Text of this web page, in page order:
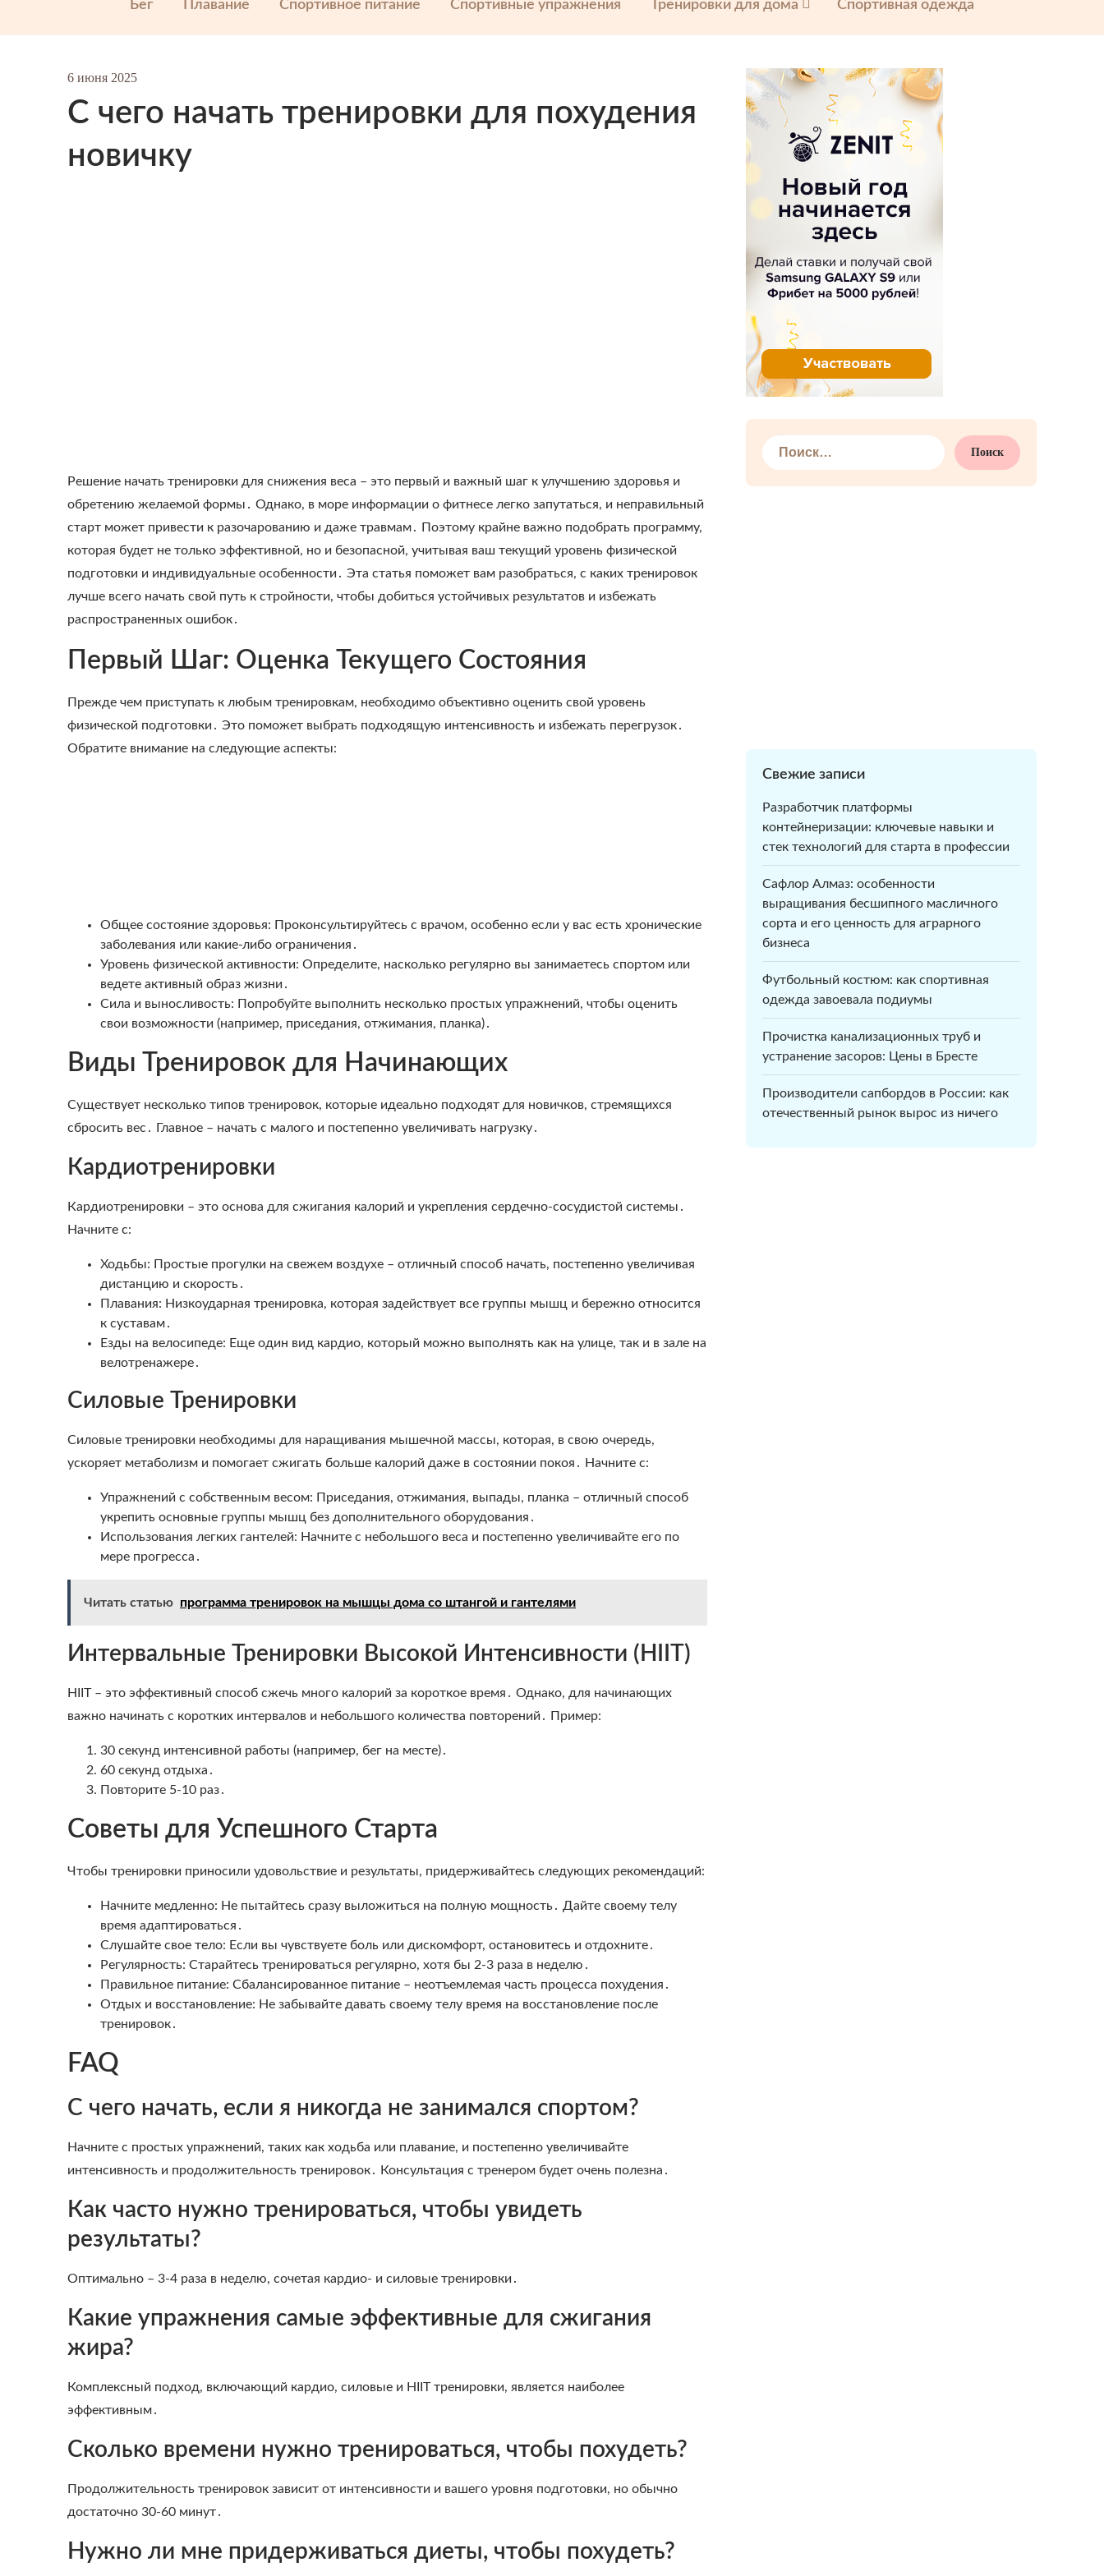
Бег Плавание Спортивное питание Спортивные упражнения Тренировки для дома Спортивная одежда
6 июня 2025
С чего начать тренировки для похудения
новичку
Решение начать тренировки для снижения веса – это первый и важный шаг к улучшению здоровья и
обретению желаемой формы․ Однако, в море информации о фитнесе легко запутаться, и неправильный
старт может привести к разочарованию и даже травмам․ Поэтому крайне важно подобрать программу,
которая будет не только эффективной, но и безопасной, учитывая ваш текущий уровень физической
подготовки и индивидуальные особенности․ Эта статья поможет вам разобраться, с каких тренировок
лучше всего начать свой путь к стройности, чтобы добиться устойчивых результатов и избежать
распространенных ошибок․
Первый Шаг: Оценка Текущего Состояния
Прежде чем приступать к любым тренировкам, необходимо объективно оценить свой уровень
физической подготовки․ Это поможет выбрать подходящую интенсивность и избежать перегрузок․
Обратите внимание на следующие аспекты:
Общее состояние здоровья: Проконсультируйтесь с врачом, особенно если у вас есть хронические
заболевания или какие-либо ограничения․
Уровень физической активности: Определите, насколько регулярно вы занимаетесь спортом или
ведете активный образ жизни․
Сила и выносливость: Попробуйте выполнить несколько простых упражнений, чтобы оценить
свои возможности (например, приседания, отжимания, планка)․
Виды Тренировок для Начинающих
Существует несколько типов тренировок, которые идеально подходят для новичков, стремящихся
сбросить вес․ Главное – начать с малого и постепенно увеличивать нагрузку․
Кардиотренировки
Кардиотренировки – это основа для сжигания калорий и укрепления сердечно-сосудистой системы․
Начните с:
Ходьбы: Простые прогулки на свежем воздухе – отличный способ начать, постепенно увеличивая
дистанцию и скорость․
Плавания: Низкоударная тренировка, которая задействует все группы мышц и бережно относится
к суставам․
Езды на велосипеде: Еще один вид кардио, который можно выполнять как на улице, так и в зале на
велотренажере․
Силовые Тренировки
Силовые тренировки необходимы для наращивания мышечной массы, которая, в свою очередь,
ускоряет метаболизм и помогает сжигать больше калорий даже в состоянии покоя․ Начните с:
Упражнений с собственным весом: Приседания, отжимания, выпады, планка – отличный способ
укрепить основные группы мышц без дополнительного оборудования․
Использования легких гантелей: Начните с небольшого веса и постепенно увеличивайте его по
мере прогресса․
Читать статью программа тренировок на мышцы дома со штангой и гантелями
Интервальные Тренировки Высокой Интенсивности (HIIT)
HIIT – это эффективный способ сжечь много калорий за короткое время․ Однако, для начинающих
важно начинать с коротких интервалов и небольшого количества повторений․ Пример:
30 секунд интенсивной работы (например, бег на месте)․
60 секунд отдыха․
Повторите 5-10 раз․
Советы для Успешного Старта
Чтобы тренировки приносили удовольствие и результаты, придерживайтесь следующих рекомендаций:
Начните медленно: Не пытайтесь сразу выложиться на полную мощность․ Дайте своему телу
время адаптироваться․
Слушайте свое тело: Если вы чувствуете боль или дискомфорт, остановитесь и отдохните․
Регулярность: Старайтесь тренироваться регулярно, хотя бы 2-3 раза в неделю․
Правильное питание: Сбалансированное питание – неотъемлемая часть процесса похудения․
Отдых и восстановление: Не забывайте давать своему телу время на восстановление после
тренировок․
FAQ
С чего начать, если я никогда не занимался спортом?
Начните с простых упражнений, таких как ходьба или плавание, и постепенно увеличивайте
интенсивность и продолжительность тренировок․ Консультация с тренером будет очень полезна․
Как часто нужно тренироваться, чтобы увидеть
результаты?
Оптимально – 3-4 раза в неделю, сочетая кардио- и силовые тренировки․
Какие упражнения самые эффективные для сжигания
жира?
Комплексный подход, включающий кардио, силовые и HIIT тренировки, является наиболее
эффективным․
Сколько времени нужно тренироваться, чтобы похудеть?
Продолжительность тренировок зависит от интенсивности и вашего уровня подготовки, но обычно
достаточно 30-60 минут․
Нужно ли мне придерживаться диеты, чтобы похудеть?
Найти:
Свежие записи
Разработчик платформы
контейнеризации: ключевые навыки и
стек технологий для старта в профессии
Сафлор Алмаз: особенности
выращивания бесшипного масличного
сорта и его ценность для аграрного
бизнеса
Футбольный костюм: как спортивная
одежда завоевала подиумы
Прочистка канализационных труб и
устранение засоров: Цены в Бресте
Производители сапбордов в России: как
отечественный рынок вырос из ничего